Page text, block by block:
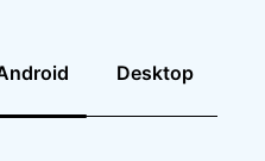
Desktop